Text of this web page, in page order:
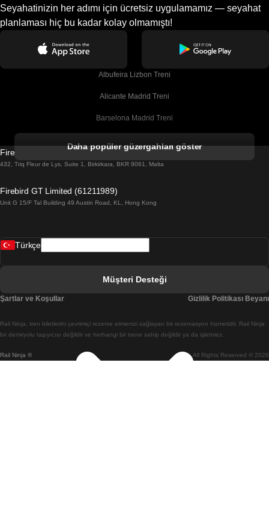
Seyahatinizin her adımı için ücretsiz uygulamamız — seyahat
planlaması hiç bu kadar kolay olmamıştı!
Albufeira Lizbon Treni
Alicante Madrid Treni
Barselona Madrid Treni
Barselona Sevilla Treni
Belfast Dublin Treni
Budapeşte Viyana Treni
Busan Cheonan(Asan) Treni
Daha popüler güzergahları göster
Firebird GT Limited (OC 1451)
432, Triq Fleur de Lys, Suite 1, Birkirkara, BKR 9061, Malta
Firebird GT Limited (61211989)
Unit G 15/F Tal Building 49 Austin Road, KL, Hong Kong
Rail Ninja ® All Rights Reserved © 2026
Rail Ninja, tren biletlerini çevrimiçi rezerve etmenizi sağlayan bir rezervasyon hizmetidir. Rail Ninja
bir demiryolu taşıyıcısı değildir ve herhangi bir trene sahip değildir ya da işletmez.
Türkçe
Müşteri Desteği
Şartlar ve Koşullar Gizlilik Politikası Beyanı